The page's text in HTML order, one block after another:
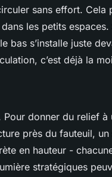
sans effort. Cela
les petits
bas s’installe juste
c’est déjà la
Pour donner du relief à
près du fauteuil,
en hauteur -
stratégiques